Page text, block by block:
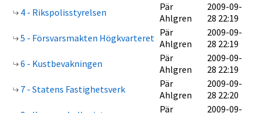
4 - Rikspolisstyrelsen
Pär
Ahlgren
2009-09-
28 22:19
5 - Försvarsmakten Högkvarteret Pär
Ahlgren
2009-09-
28 22:19
6 - Kustbevakningen
Pär
Ahlgren
2009-09-
28 22:19
7 - Statens Fastighetsverk
Pär
Ahlgren
2009-09-
28 22:20
Pär 2009-09-